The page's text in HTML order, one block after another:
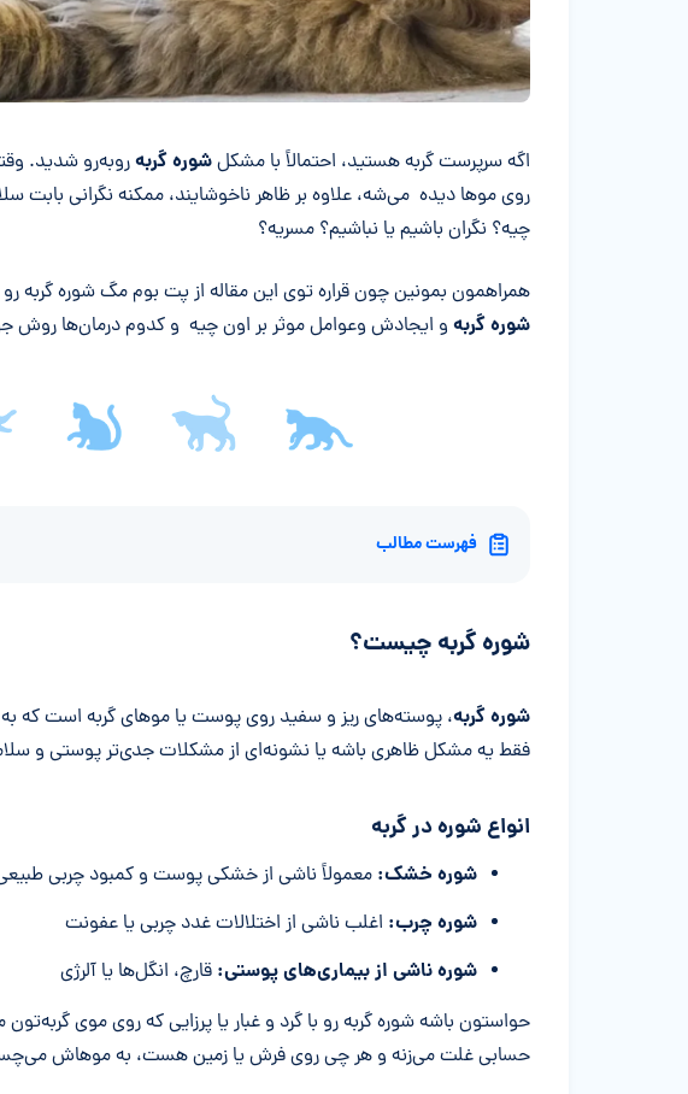
خلاصه مقاله
اگه سرپرست گربه هستید، احتمالاً با مشکلشوره گربهروبه‌رو شدید.
روی موها دیده می‌شه، علاوه بر ظاهر ناخوشایند، ممکنه نگرانی بابت
چیه؟ نگران باشیم یا نباشیم؟ مسریه؟
همراهمون بمونین چون قراره توی این مقاله از پت بوم مگ شوره گربه رو
شوره گربه و ایجادش وعوامل موثر بر اون چیه و کدوم درمان‌ها روش
فهرست مطالب
شوره گربه چیست؟
شوره گربه، پوسته‌های ریز و سفید روی پوست یا موهای گربه است که
فقط یه مشکل ظاهری باشه یا نشونه‌ای از مشکلات جدی‌تر پوستی و
انواع شوره در گربه
شوره خشک: معمولاً ناشی از خشکی پوست و کمبود چربی
شوره چرب: اغلب ناشی از اختلالات غدد چربی یا عفونت
شوره ناشی از بیماری‌های پوستی: قارچ، انگل‌ها یا آلرژی
حواستون باشه شوره گربه رو با گرد و غبار یا پرزایی که روی موی
حسابی غلت می‌زنه و هر چی روی فرش یا زمین هست، به موهاش